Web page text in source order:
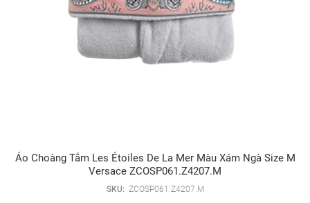
Áo Choàng Tắm Les Étoiles De La Mer Màu Xám Ngà Size M
Versace ZCOSP061.Z4207.M
SKU: ZCOSP061.Z4207.M